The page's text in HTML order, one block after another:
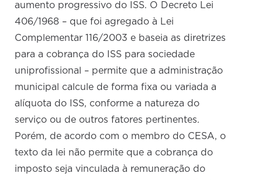
aumento progressivo do ISS. O Decreto Lei
406/1968 – que foi agregado à Lei
Complementar 116/2003 e baseia as diretrizes
para a cobrança do ISS para sociedade
uniprofissional – permite que a administração
municipal calcule de forma fixa ou variada a
alíquota do ISS, conforme a natureza do
serviço ou de outros fatores pertinentes.
Porém, de acordo com o membro do CESA, o
texto da lei não permite que a cobrança do
imposto seja vinculada à remuneração do